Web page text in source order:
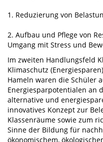
1. Reduzierung von
2. Aufbau und Pflege von
Umgang mit Stress und
Im zweiten Handlungsfeld
Klimaschutz
Hameln waren die Schüler
Energiesparpotentialen an
alternative und
innovatives Konzept zur
Klassenräume sowie zum
Sinne der Bildung für
ökonomischem,